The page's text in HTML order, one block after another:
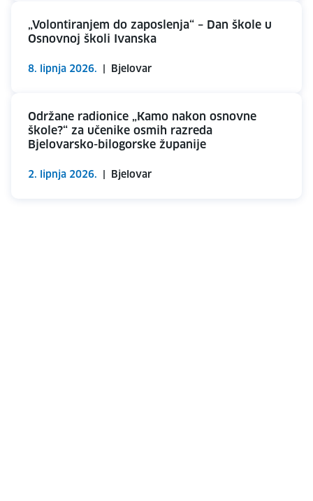
„Volontiranjem do zaposlenja“ – Dan škole u
Osnovnoj školi Ivanska
8. lipnja 2026. Bjelovar
Održane radionice „Kamo nakon osnovne
škole?“ za učenike osmih razreda
Bjelovarsko-bilogorske županije
2. lipnja 2026. Bjelovar